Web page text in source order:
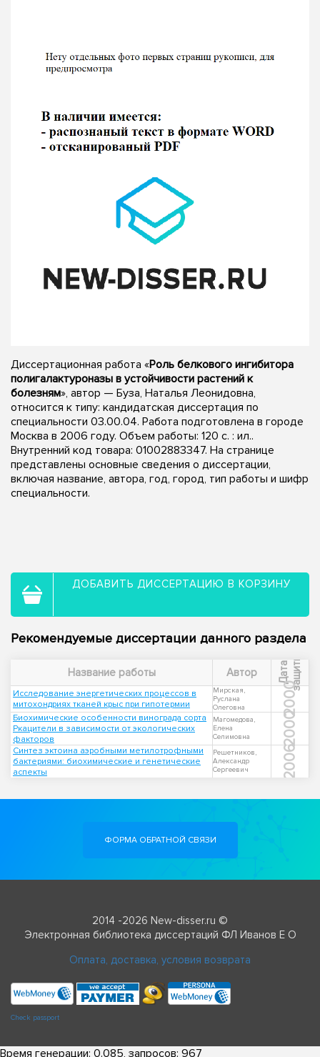
Диссертационная работа «Роль белкового ингибитора
полигалактуроназы в устойчивости растений к
болезням», автор — Буза, Наталья Леонидовна,
относится к типу: кандидатская диссертация по
специальности 03.00.04. Работа подготовлена в городе
Москва в 2006 году. Объем работы: 120 с. : ил..
Внутренний код товара: 01002883347. На странице
представлены основные сведения о диссертации,
включая название, автора, год, город, тип работы и шифр
специальности.
ДОБАВИТЬ ДИССЕРТАЦИЮ В КОРЗИНУ
Рекомендуемые диссертации данного раздела
Название работы Автор Д
а
т
а
з
а
щ
и
ты
Исследование энергетических процессов в
митохондриях тканей крыс при гипотермии
Мирская,
Руслана
Олеговна
2000
Биохимические особенности винограда сорта
Ркацители в зависимости от экологических
факторов
Магомедова,
Елена
Селимовна
2000
Синтез эктоина аэробными метилотрофными
бактериями: биохимические и генетические
аспекты
Решетников,
Александр
Сергеевич
2006
ФОРМА ОБРАТНОЙ СВЯЗИ
2014 -2026 New-disser.ru ©
Электронная библиотека диссертаций ФЛ Иванов Е О
Оплата, доставка, условия возврата
Check passport
Время генерации: 0.085, запросов: 967